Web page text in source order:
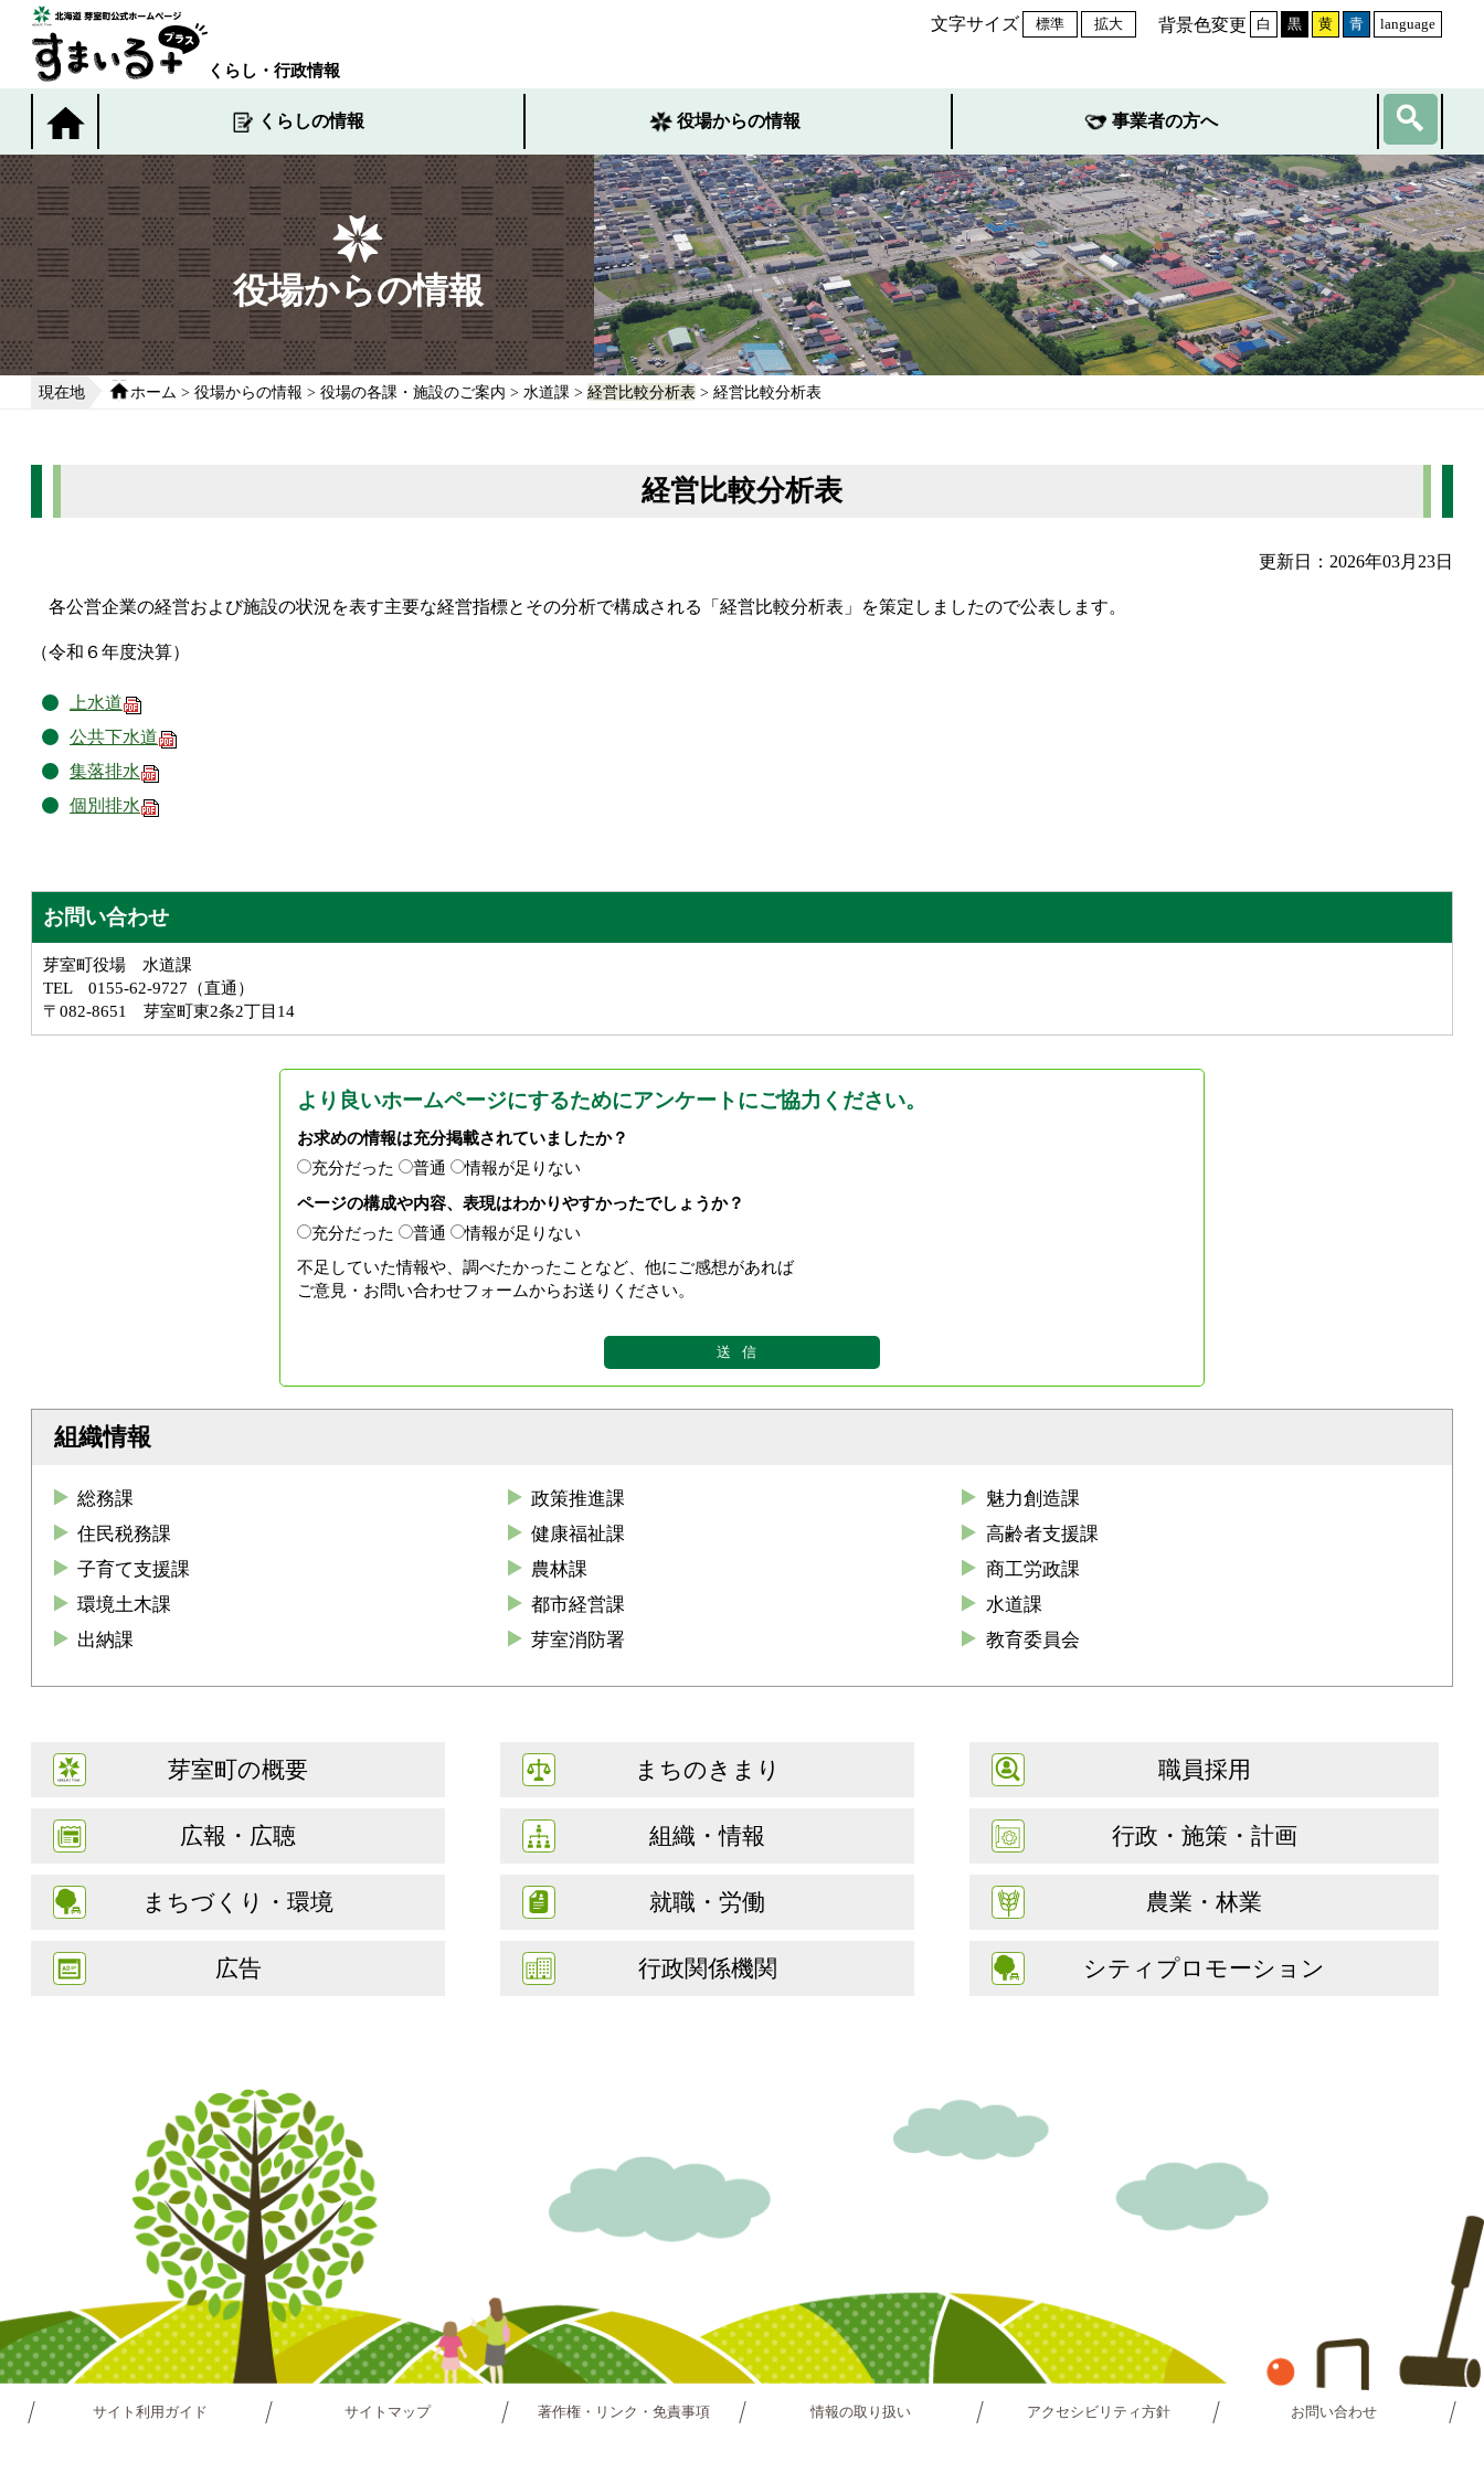
くらし・行政情報
文字サイズ 標準 拡大 背景色変更 白 黒 黄 青 language
くらしの情報 役場からの情報 事業者の方へ
役場からの情報
現在地 ホーム > 役場からの情報 > 役場の各課・施設のご案内 > 水道課 > 経営比較分析表 > 経営比較分析表
経営比較分析表
更新日：2026年03月23日
各公営企業の経営および施設の状況を表す主要な経営指標とその分析で構成される「経営比較分析表」を策定しましたので公表します。
（令和６年度決算）
上水道
公共下水道
集落排水
個別排水
お問い合わせ
芽室町役場 水道課
TEL 0155-62-9727（直通）
〒082-8651 芽室町東2条2丁目14
より良いホームページにするためにアンケートにご協力ください。
お求めの情報は充分掲載されていましたか？
充分だった
普通
情報が足りない
ページの構成や内容、表現はわかりやすかったでしょうか？
充分だった
普通
情報が足りない
不足していた情報や、調べたかったことなど、他にご感想があれば
ご意見・お問い合わせフォームからお送りください。
組織情報
総務課 政策推進課
魅力創造課
住民税務課
健康福祉課
高齢者支援課
子育て支援課
農林課
商工労政課
環境土木課
都市経営課
水道課
出納課
芽室消防署 教育委員会
芽室町の概要 まちのきまり 職員採用
広報・広聴 組織・情報 行政・施策・計画
まちづくり・環境 就職・労働 農業・林業
広告 行政関係機関 シティプロモーション
サイト利用ガイド サイトマップ 著作権・リンク・免責事項 情報の取り扱い アクセシビリティ方針 お問い合わせ